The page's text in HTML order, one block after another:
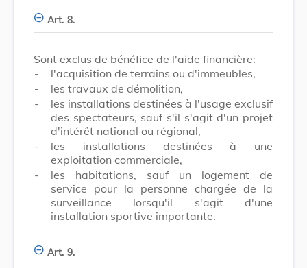
Art. 8.
Sont exclus de bénéfice de l'aide financière:
-
l'acquisition de terrains ou d'immeubles,
-
les travaux de démolition,
-
les installations destinées à l'usage exclusif
des spectateurs, sauf s'il s'agit d'un projet
d'intérêt national ou régional,
-
les installations destinées à une
exploitation commerciale,
-
les habitations, sauf un logement de
service pour la personne chargée de la
surveillance lorsqu'il s'agit d'une
installation sportive importante.
Art. 9.